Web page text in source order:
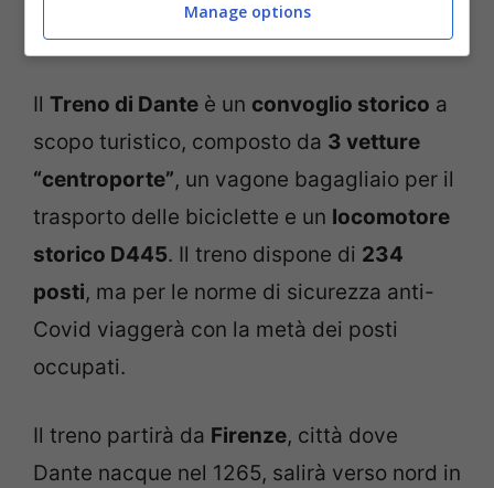
Marradi (Di Zebra48bo, CC BY-SA 4.0, Wikimedia
commons)
Il Treno di Dante è un convoglio storico a
scopo turistico, composto da 3 vetture
“centroporte”, un vagone bagagliaio per il
trasporto delle biciclette e un locomotore
storico D445. Il treno dispone di 234
posti, ma per le norme di sicurezza anti-
Covid viaggerà con la metà dei posti
occupati.
Il treno partirà da Firenze, città dove
Dante nacque nel 1265, salirà verso nord in
Manage options